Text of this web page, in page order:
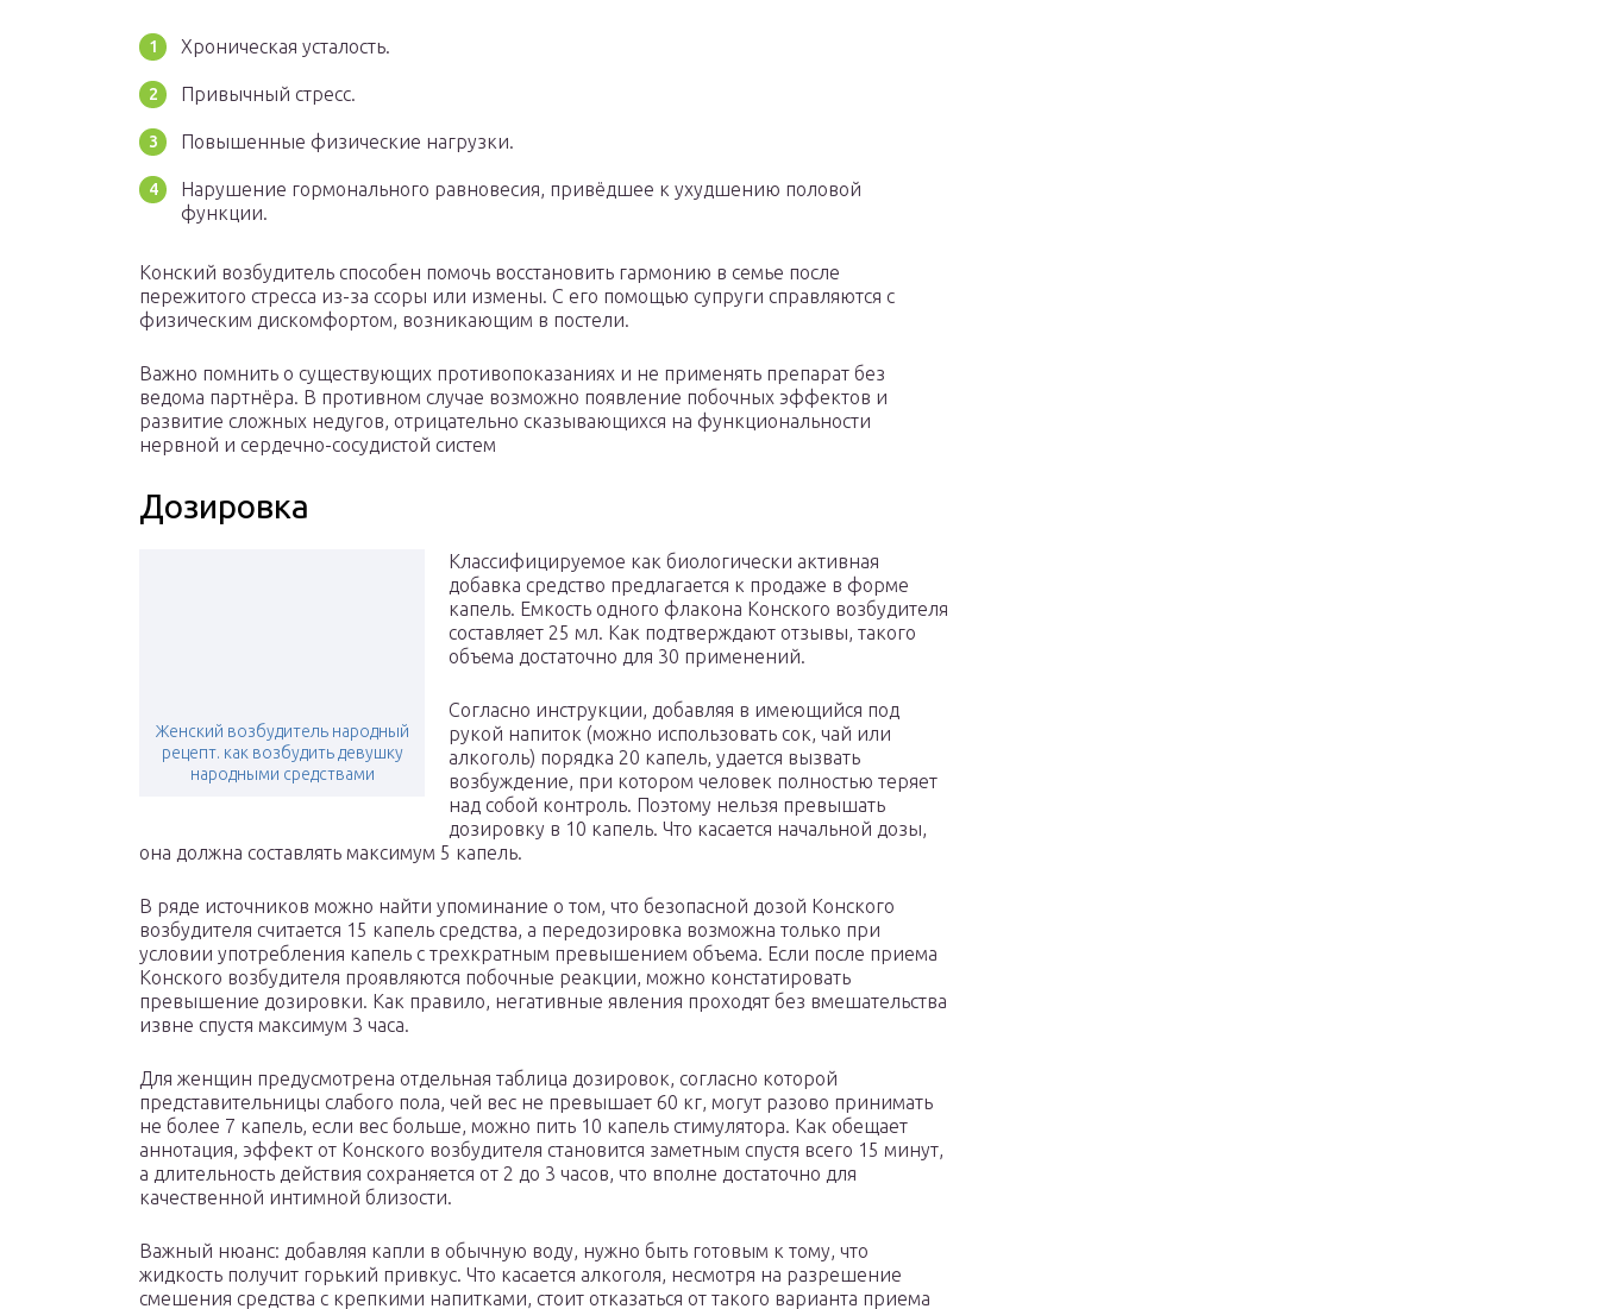
Хроническая усталость.
Привычный стресс.
Повышенные физические нагрузки.
Нарушение гормонального равновесия, привёдшее к ухудшению половой
функции.
Конский возбудитель способен помочь восстановить гармонию в семье после
пережитого стресса из-за ссоры или измены. С его помощью супруги справляются с
физическим дискомфортом, возникающим в постели.
Важно помнить о существующих противопоказаниях и не применять препарат без
ведома партнёра. В противном случае возможно появление побочных эффектов и
развитие сложных недугов, отрицательно сказывающихся на функциональности
нервной и сердечно-сосудистой систем
Дозировка
Женский возбудитель народный
рецепт. как возбудить девушку
народными средствами
Классифицируемое как биологически активная
добавка средство предлагается к продаже в форме
капель. Емкость одного флакона Конского возбудителя
составляет 25 мл. Как подтверждают отзывы, такого
объема достаточно для 30 применений.
Согласно инструкции, добавляя в имеющийся под
рукой напиток (можно использовать сок, чай или
алкоголь) порядка 20 капель, удается вызвать
возбуждение, при котором человек полностью теряет
над собой контроль. Поэтому нельзя превышать
дозировку в 10 капель. Что касается начальной дозы,
она должна составлять максимум 5 капель.
В ряде источников можно найти упоминание о том, что безопасной дозой Конского
возбудителя считается 15 капель средства, а передозировка возможна только при
условии употребления капель с трехкратным превышением объема. Если после приема
Конского возбудителя проявляются побочные реакции, можно констатировать
превышение дозировки. Как правило, негативные явления проходят без вмешательства
извне спустя максимум 3 часа.
Для женщин предусмотрена отдельная таблица дозировок, согласно которой
представительницы слабого пола, чей вес не превышает 60 кг, могут разово принимать
не более 7 капель, если вес больше, можно пить 10 капель стимулятора. Как обещает
аннотация, эффект от Конского возбудителя становится заметным спустя всего 15 минут,
а длительность действия сохраняется от 2 до 3 часов, что вполне достаточно для
качественной интимной близости.
Важный нюанс: добавляя капли в обычную воду, нужно быть готовым к тому, что
жидкость получит горький привкус. Что касается алкоголя, несмотря на разрешение
смешения средства с крепкими напитками, стоит отказаться от такого варианта приема